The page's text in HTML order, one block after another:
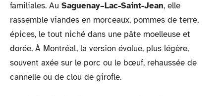
familiales. Au Saguenay–Lac-Saint-Jean, elle
rassemble viandes en morceaux, pommes de terre,
épices, le tout niché dans une pâte moelleuse et
dorée. À Montréal, la version évolue, plus légère,
souvent axée sur le porc ou le bœuf, rehaussée de
cannelle ou de clou de girofle.